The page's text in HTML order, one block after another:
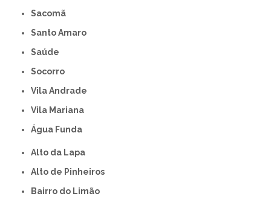
Sacomã
Santo Amaro
Saúde
Socorro
Vila Andrade
Vila Mariana
Água Funda
Alto da Lapa
Alto de Pinheiros
Bairro do Limão